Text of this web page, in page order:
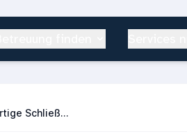
Krankenhaus Geesthacht: Sofortige Schließung mehrerer Abteilungen